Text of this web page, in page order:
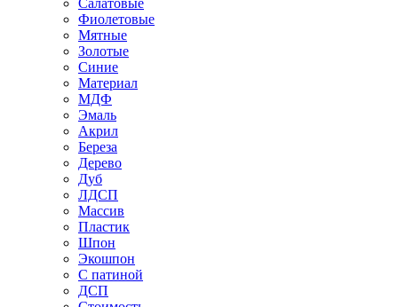
Салатовые
Фиолетовые
Мятные
Золотые
Синие
Материал
МДФ
Эмаль
Акрил
Береза
Дерево
Дуб
ЛДСП
Массив
Пластик
Шпон
Экошпон
С патиной
ДСП